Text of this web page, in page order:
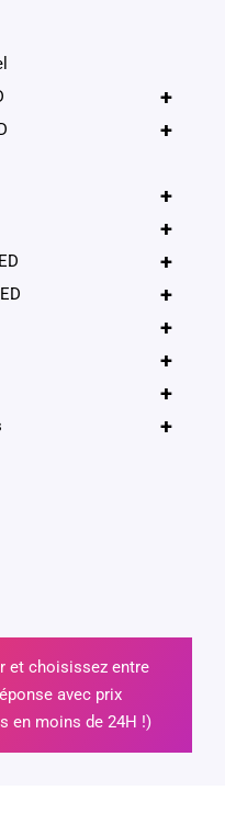
+
+
+
+
+
+
+
+
+
+
et choisissez entre
avec prix
en moins de 24H !)